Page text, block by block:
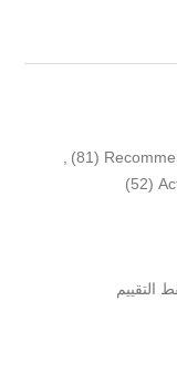
(81)
(52)
التقييم